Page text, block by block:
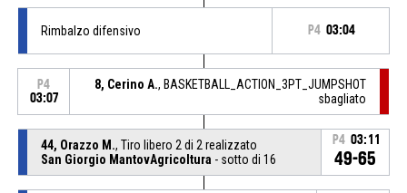
Rimbalzo difensivo P4 03:04
P4
03:07
8, Cerino A., BASKETBALL_ACTION_3PT_JUMPSHOT
sbagliato
44, Orazzo M., Tiro libero 2 di 2 realizzato
San Giorgio MantovAgricoltura - sotto di 16
P4 03:11
49-65